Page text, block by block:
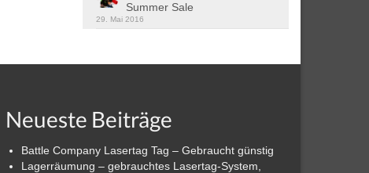
Summer Sale
29. Mai 2016
Neueste Beiträge
Battle Company Lasertag Tag – Gebraucht günstig
Lagerräumung – gebrauchtes Lasertag-System,